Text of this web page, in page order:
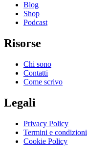
Blog
Shop
Podcast
Risorse
Chi sono
Contatti
Come scrivo
Legali
Privacy Policy
Termini e condizioni
Cookie Policy